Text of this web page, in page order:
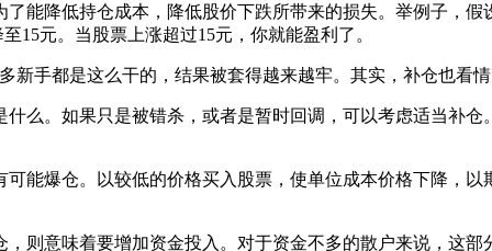
能降低持仓成本，降低股价下跌所带来的损失。举例子，
15元。当股票上涨超过15元，你就能盈利了。
手都是这么干的，结果被套得越来越牢。其实，补仓也看
。如果只是被错杀，或者是暂时回调，可以考虑适当补
爆仓。以较低的价格买入股票，使单位成本价格下降，
意味着要增加资金投入。对于资金不多的散户来说，这部